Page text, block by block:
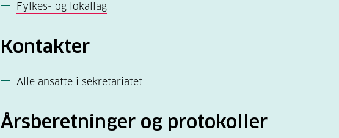
Fylkes- og lokallag
Kontakter
Alle ansatte i sekretariatet
Årsberetninger og protokoller